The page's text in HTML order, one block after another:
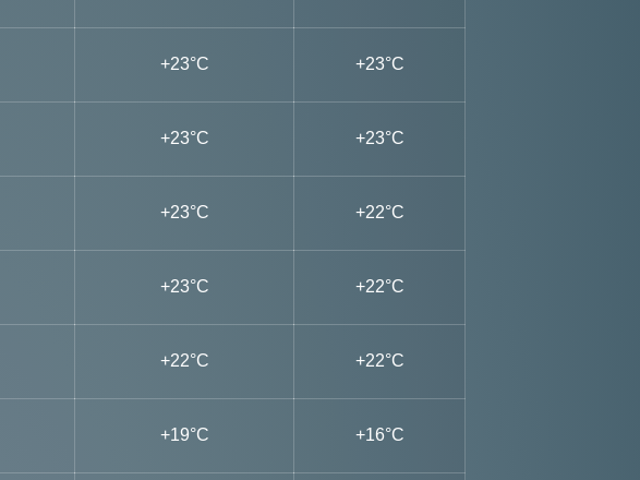
+23°C +23°C
+23°C +23°C
+23°C +22°C
+23°C +22°C
+22°C +22°C
+19°C +16°C